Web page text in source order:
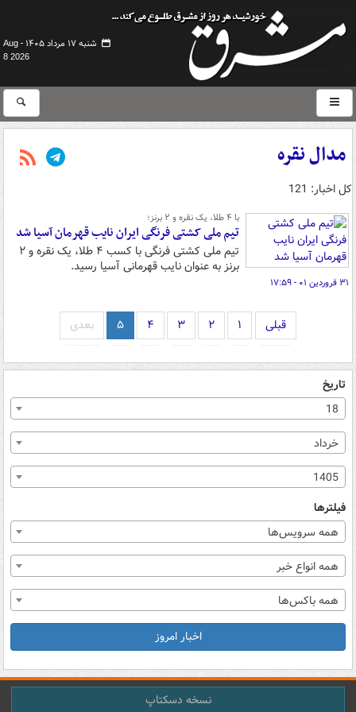
شنبه ۱۷ مرداد ۱۴۰۵ -
Aug
8 2026
مدال نقره
کل اخبار: 121
با ۴ طلا، یک نقره و ۲ برنز؛
تیم ملی کشتی فرنگی ایران نایب قهرمان آسیا شد
تیم ملی کشتی فرنگی با کسب ۴ طلا، یک نقره و ۲
برنز به عنوان نایب قهرمانی آسیا رسید.
۳۱ فروردین ۰۱ - ۱۷:۵۹
قبلی ۱ ۲ ۳ ۴ ۵ بعدی
تاریخ
18
خرداد
1405
فیلترها
همه سرویس‌ها
همه انواع خبر
همه باکس‌ها
اخبار امروز
نسخه دسکتاپ